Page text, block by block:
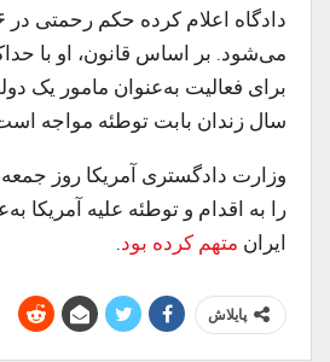
سال زندان بابت توطئه مواجه
وزارت دادگستری آمریکا روز
را به اقدام و توطئه علیه آمریکا
ایرانمتهم کرده بود.
پایلاش